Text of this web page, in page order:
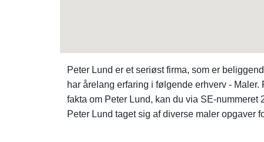
Peter Lund er et seriøst firma, som er
har årelang erfaring i følgende erhverv -
fakta om Peter Lund, kan du via SE-nummeret
Peter Lund taget sig af diverse maler opgaver